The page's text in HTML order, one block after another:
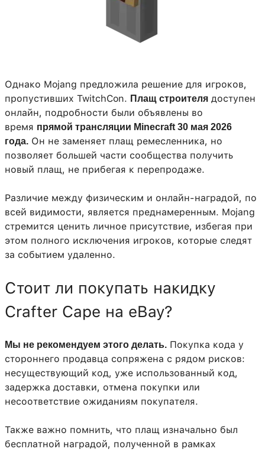
Однако Mojang предложила решение для игроков,
пропустивших TwitchCon. Плащ строителя доступен
онлайн, подробности были объявлены во
время прямой трансляции Minecraft 30 мая 2026
года. Он не заменяет плащ ремесленника, но
позволяет большей части сообщества получить
новый плащ, не прибегая к перепродаже.
Различие между физическим и онлайн-наградой, по
всей видимости, является преднамеренным. Mojang
стремится ценить личное присутствие, избегая при
этом полного исключения игроков, которые следят
за событием удаленно.
Стоит ли покупать накидку
Crafter Cape на eBay?
Мы не рекомендуем этого делать. Покупка кода у
стороннего продавца сопряжена с рядом рисков:
несуществующий код, уже использованный код,
задержка доставки, отмена покупки или
несоответствие ожиданиям покупателя.
Также важно помнить, что плащ изначально был
бесплатной наградой, полученной в рамках